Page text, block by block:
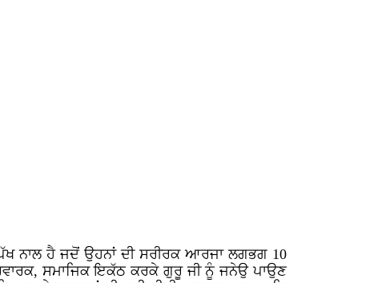
ਨਾਲ ਹੈ ਜਦੋਂ ਉਹਨਾਂ ਦੀ ਸਰੀਰਕ ਆਰਜਾ ਲਗਭਗ 10
ਸਮਾਜਿਕ ਇਕੱਠ ਕਰਕੇ ਗੁਰੂ ਜੀ ਨੂੰ ਜਨੇਉ ਪਾਉਣ